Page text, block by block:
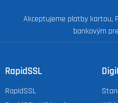
Akceptujeme platby kartou,
bankovým
RapidSSL
RapidSSL